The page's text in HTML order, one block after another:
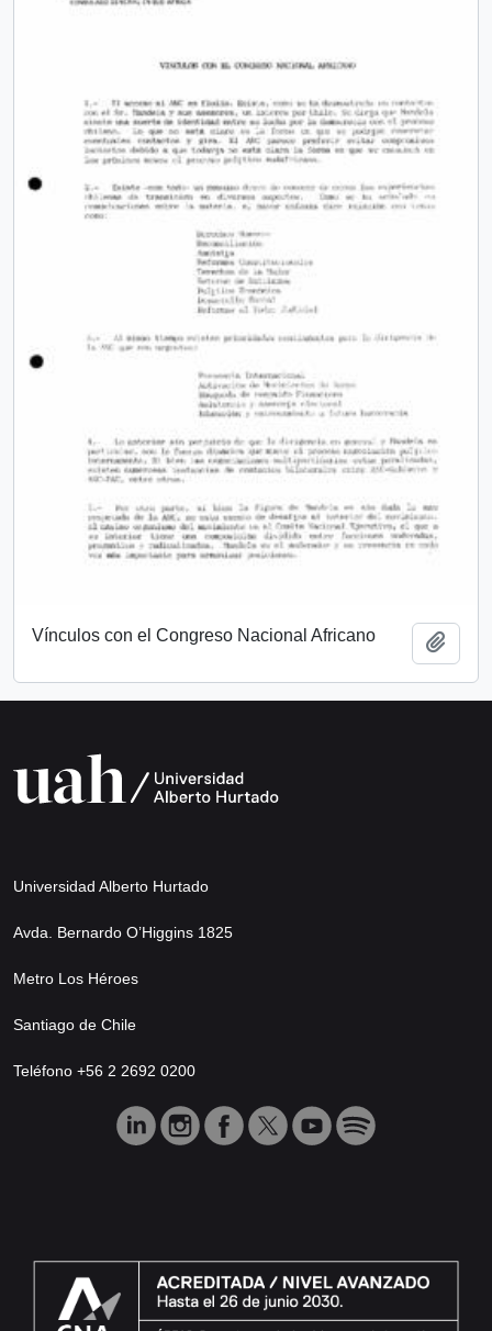
Vínculos con el Congreso Nacional Africano
Universidad Alberto Hurtado
Avda. Bernardo O’Higgins 1825
Metro Los Héroes
Santiago de Chile
Teléfono +56 2 2692 0200